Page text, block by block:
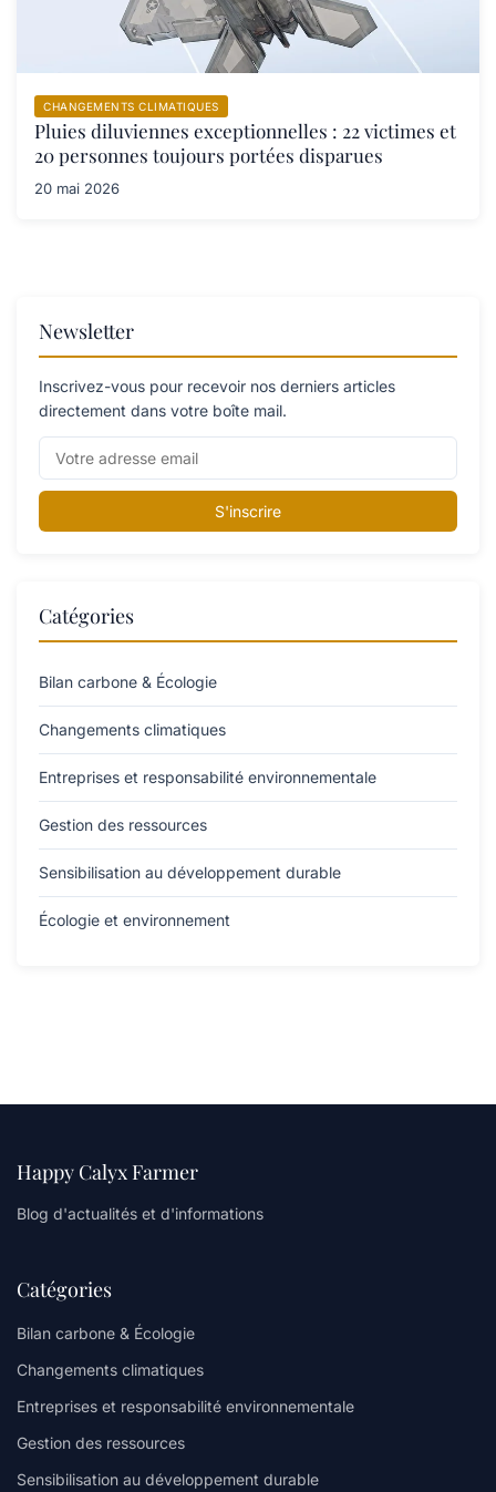
CHANGEMENTS CLIMATIQUES
Pluies diluviennes exceptionnelles : 22 victimes et
20 personnes toujours portées disparues
20 mai 2026
Newsletter
Inscrivez-vous pour recevoir nos derniers articles
directement dans votre boîte mail.
S'inscrire
Catégories
Bilan carbone & Écologie
Changements climatiques
Entreprises et responsabilité environnementale
Gestion des ressources
Sensibilisation au développement durable
Écologie et environnement
Happy Calyx Farmer
Blog d'actualités et d'informations
Catégories
Bilan carbone & Écologie
Changements climatiques
Entreprises et responsabilité environnementale
Gestion des ressources
Sensibilisation au développement durable